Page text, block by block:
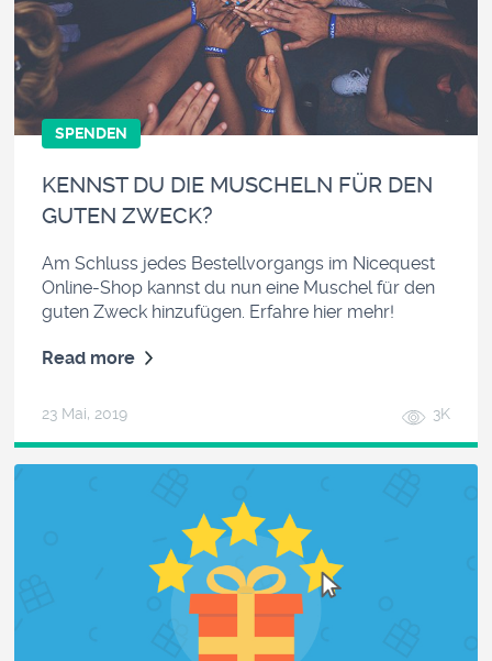
SPENDEN
KENNST DU DIE MUSCHELN FÜR DEN
GUTEN ZWECK?
Am Schluss jedes Bestellvorgangs im Nicequest
Online-Shop kannst du nun eine Muschel für den
guten Zweck hinzufügen. Erfahre hier mehr!
Read more
23 Mai, 2019 3K